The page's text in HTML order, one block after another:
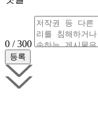
0 / 300